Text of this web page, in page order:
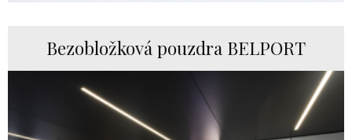
Bezobložková pouzdra BELPORT